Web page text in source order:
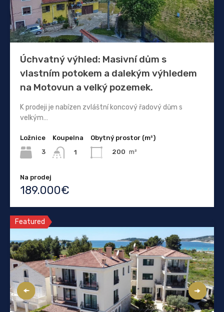
Úchvatný výhled: Masivní dům s
vlastním potokem a dalekým výhledem
na Motovun a velký pozemek.
K prodeji je nabízen zvláštní koncový řadový dům s
velkým…
Ložnice
3
Koupelna
1
Obytný prostor (m²)
200 m²
Na prodej
189.000€
Featured